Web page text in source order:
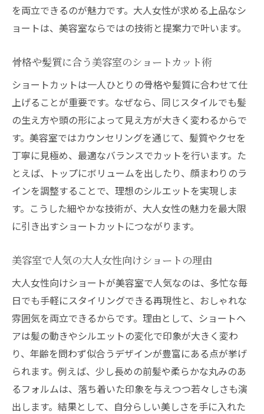
を両立できるのが魅力です。大人女性が求める上品なシ
ョートは、美容室ならではの技術と提案力で叶います。
骨格や髪質に合う美容室のショートカット術
ショートカットは一人ひとりの骨格や髪質に合わせて仕
上げることが重要です。なぜなら、同じスタイルでも髪
の生え方や頭の形によって見え方が大きく変わるからで
す。美容室ではカウンセリングを通じて、髪質やクセを
丁寧に見極め、最適なバランスでカットを行います。た
とえば、トップにボリュームを出したり、顔まわりのラ
インを調整することで、理想のシルエットを実現しま
す。こうした細やかな技術が、大人女性の魅力を最大限
に引き出すショートカットにつながります。
美容室で人気の大人女性向けショートの理由
大人女性向けショートが美容室で人気なのは、多忙な毎
日でも手軽にスタイリングできる再現性と、おしゃれな
雰囲気を両立できるからです。理由として、ショートヘ
アは髪の動きやシルエットの変化で印象が大きく変わ
り、年齢を問わず似合うデザインが豊富にある点が挙げ
られます。例えば、少し長めの前髪や柔らかな丸みのあ
るフォルムは、落ち着いた印象を与えつつ若々しさも演
出します。結果として、自分らしい美しさを手に入れた